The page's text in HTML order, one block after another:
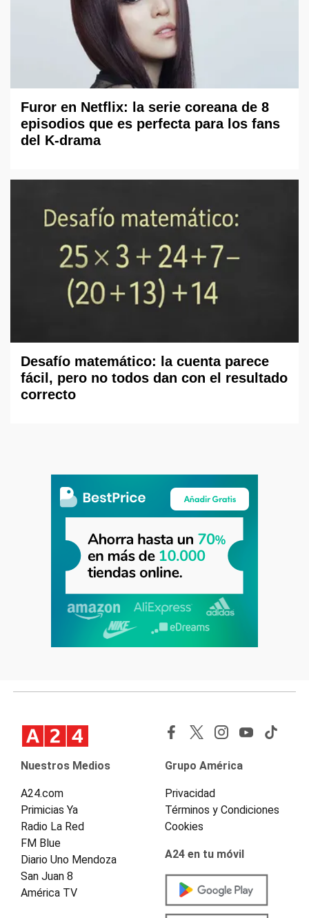
Furor en Netflix: la serie coreana de 8
episodios que es perfecta para los fans
del K-drama
Desafío matemático: la cuenta parece
fácil, pero no todos dan con el resultado
correcto
Nuestros Medios
A24.com
Primicias Ya
Radio La Red
FM Blue
Diario Uno Mendoza
San Juan 8
América TV
Grupo América
Privacidad
Términos y Condiciones
Cookies
A24 en tu móvil